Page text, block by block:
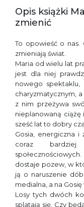
Opis książki
zmienić
To opowieść o
zmieniają świat.
Maria od wielu lat
jest dla niej
nowego
charyzmatycznym,
z nim przeżywa
nieplanowaną
sześć lat to dobry
Gosia, energiczna i
coraz
dostaje pozew, w
ją o naruszenie
medialna, a na
Losy tych dwóch
splatają się. Czy